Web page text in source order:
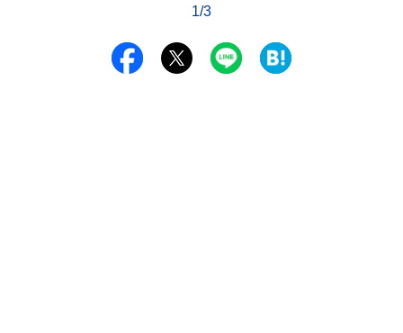
1/3